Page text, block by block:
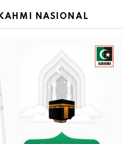
NASIONAL